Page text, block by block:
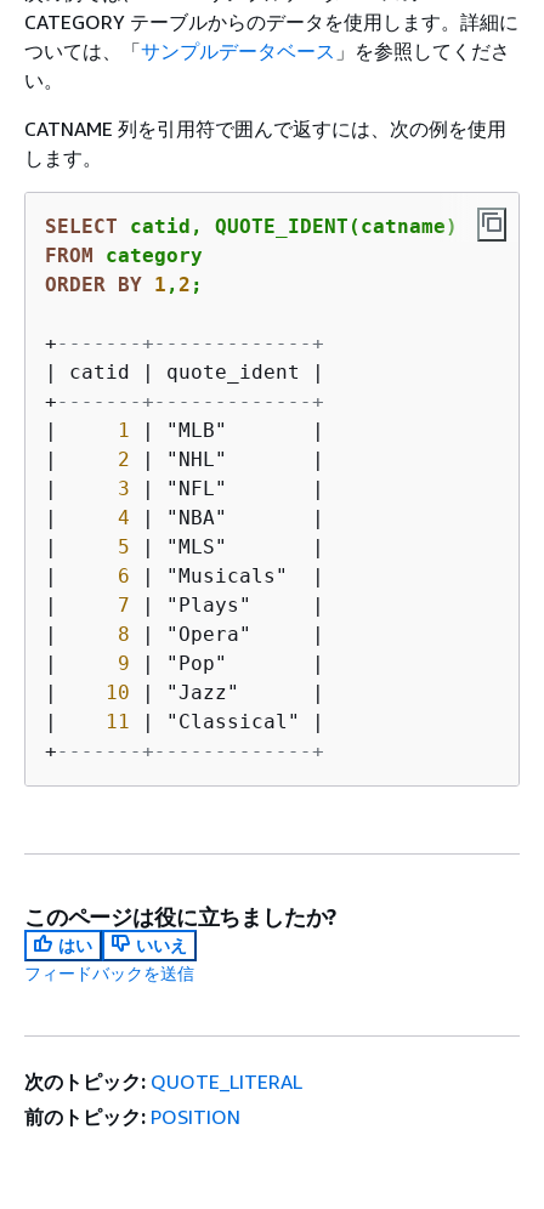
CATEGORY テーブルからのデータを使用します。詳細に
ついては、「サンプルデータベース 」を参照してくださ
い。
CATNAME 列を引用符で囲んで返すには、次の例を使用
します。
SELECT
FROM
ORDER BY 1 , 2 ;
+-------+-------------+
|
catid | quote_ident
|
+-------+-------------+
|
1 | "MLB"
|
|
2 | "NHL"
|
|
3 | "NFL"
|
|
4 | "NBA"
|
|
5 | "MLS"
|
|
6 | "Musicals"
|
|
7 | "Plays"
|
|
8 | "Opera"
|
|
9 | "Pop"
|
|
10 | "Jazz"
|
|
11 | "Classical"
|
+-------+-------------+
このページは役に立ちましたか?
はい
いいえ
フィードバックを送信
次のトピック: QUOTE_LITERAL
前のトピック: POSITION